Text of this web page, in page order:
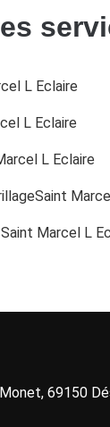
L Eclaire
L Eclaire
L Eclaire
Marcel L
69150